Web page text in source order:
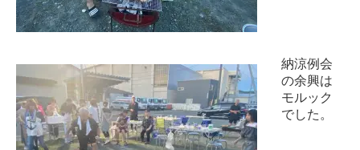
納涼例会
の余興は
モルック
でした。